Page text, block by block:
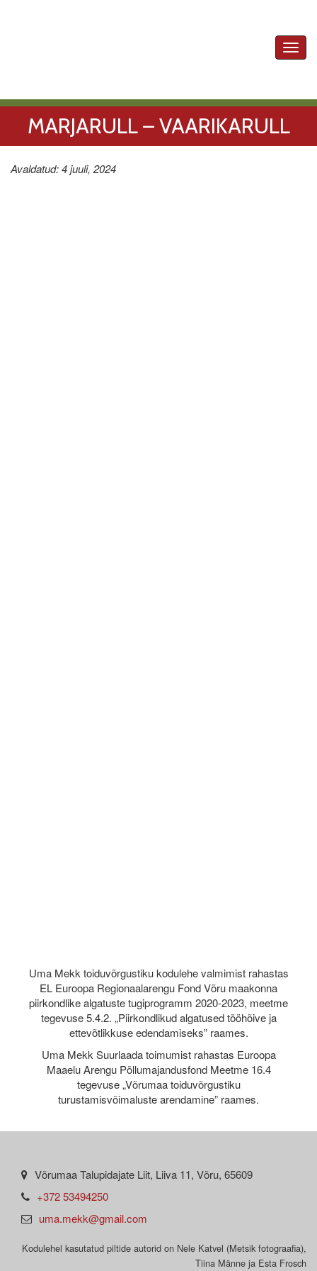
MARJARULL – VAARIKARULL
Avaldatud: 4 juuli, 2024
Uma Mekk toiduvõrgustiku kodulehe valmimist rahastas
EL Euroopa Regionaalarengu Fond Võru maakonna
piirkondlike algatuste tugiprogramm 2020-2023, meetme
tegevuse 5.4.2. „Piirkondlikud algatused tööhõive ja
ettevõtlikkuse edendamiseks” raames.
Uma Mekk Suurlaada toimumist rahastas Euroopa
Maaelu Arengu Põllumajandusfond Meetme 16.4
tegevuse „Võrumaa toiduvõrgustiku
turustamisvõimaluste arendamine” raames.
Võrumaa Talupidajate Liit, Liiva 11, Võru, 65609
+372 53494250
uma.mekk@gmail.com
Kodulehel kasutatud piltide autorid on Nele Katvel (Metsik fotograafia),
Tiina Männe ja Esta Frosch